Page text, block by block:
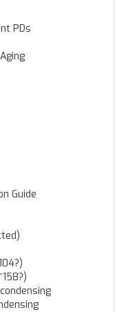
PDs
Guide